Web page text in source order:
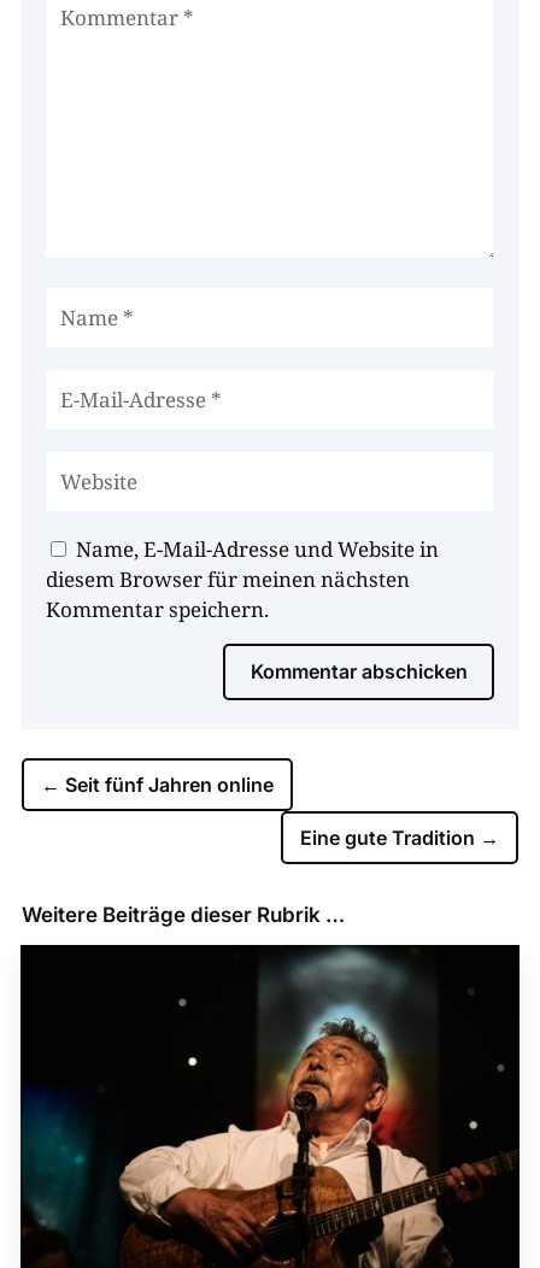
Name, E-Mail-Adresse und Website in
diesem Browser für meinen nächsten
Kommentar speichern.
Kommentar abschicken
← Seit fünf Jahren online
Eine gute Tradition →
Weitere Beiträge dieser Rubrik …